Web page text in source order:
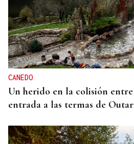
CANEDO
Un herido en la colisión entre
entrada a las termas de